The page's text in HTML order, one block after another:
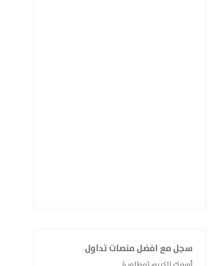
سجل مع افضل منصات تداول